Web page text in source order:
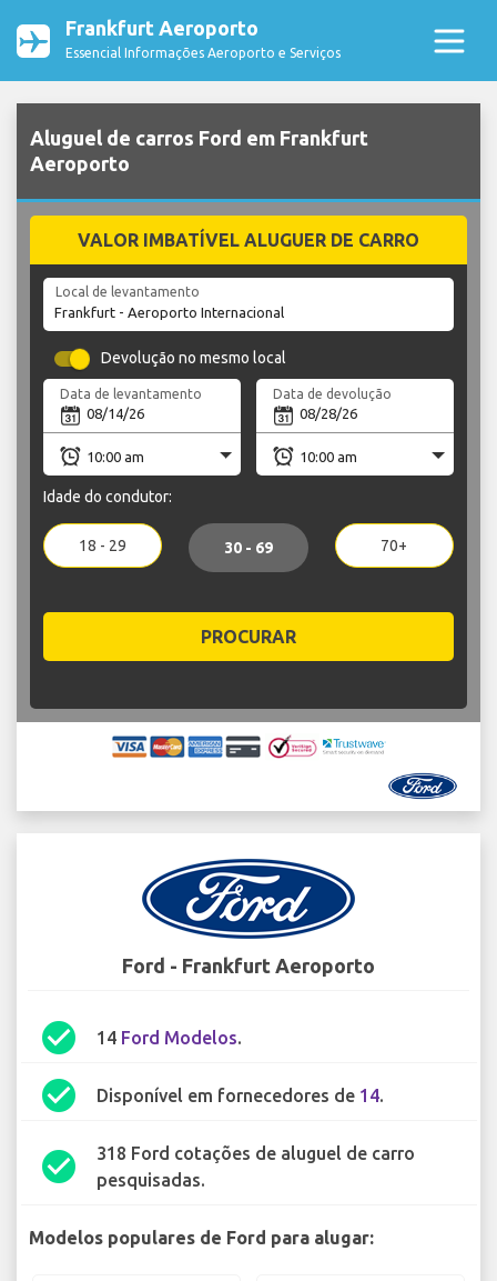
Frankfurt Aeroporto
Essencial Informações Aeroporto e Serviços
Aluguel de carros Ford em Frankfurt
Aeroporto
VALOR IMBATÍVEL ALUGUER DE CARRO
Local de levantamento
Devolução no mesmo local
Data de levantamento Data de devolução
Idade do condutor:
18 - 29 30 - 69 70+
PROCURAR
Ford - Frankfurt Aeroporto
check_circle 14 Ford Modelos.
check_circle Disponível em fornecedores de 14.
check_circle
318 Ford cotações de aluguel de carro
pesquisadas.
Modelos populares de Ford para alugar: